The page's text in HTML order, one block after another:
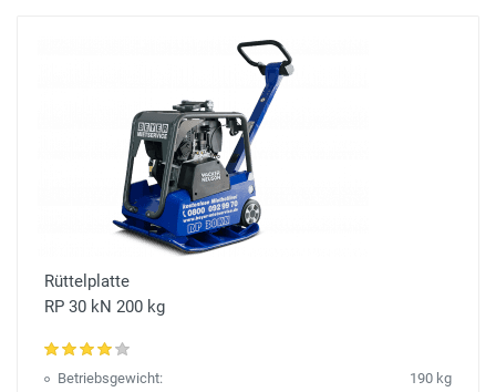
Rüttelplatte
RP 30 kN 200 kg
Betriebsgewicht:
190 kg